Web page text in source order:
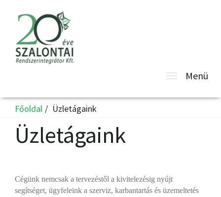
Toggle
Menü
Főoldal Üzletágaink
Üzletágaink
Cégünk nemcsak a tervezéstől a kivitelezésig nyújt
segítséget, ügyfeleink a szerviz, karbantartás és üzemeltetés